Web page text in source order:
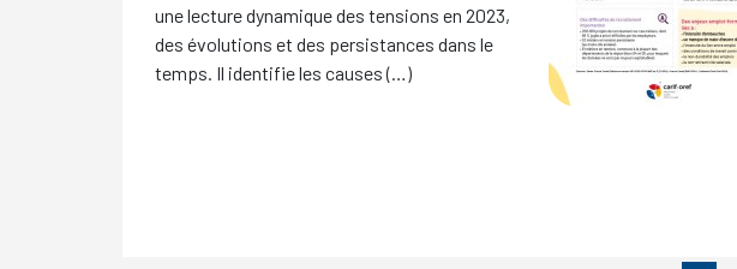
une lecture dynamique des tensions en 2023,
des évolutions et des persistances dans le
temps. Il identifie les causes (…)